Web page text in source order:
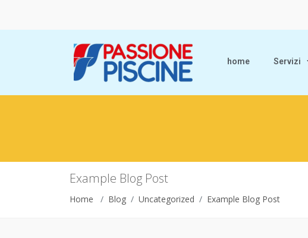
home Servizi
Example Blog Post
Home Blog Uncategorized Example Blog Post